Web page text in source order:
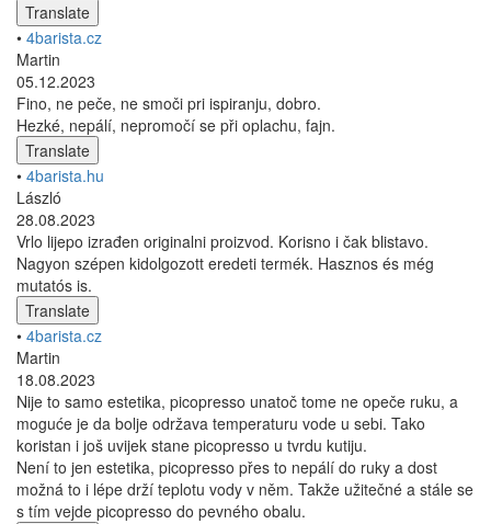
Translate
• 4barista.cz
Martin
05.12.2023
Fino, ne peče, ne smoči pri ispiranju, dobro.
Hezké, nepálí, nepromočí se při oplachu, fajn.
Translate
• 4barista.hu
László
28.08.2023
Vrlo lijepo izrađen originalni proizvod. Korisno i čak blistavo.
Nagyon szépen kidolgozott eredeti termék. Hasznos és még
mutatós is.
Translate
• 4barista.cz
Martin
18.08.2023
Nije to samo estetika, picopresso unatoč tome ne opeče ruku, a
moguće je da bolje održava temperaturu vode u sebi. Tako
koristan i još uvijek stane picopresso u tvrdu kutiju.
Není to jen estetika, picopresso přes to nepálí do ruky a dost
možná to i lépe drží teplotu vody v něm. Takže užitečné a stále se
s tím vejde picopresso do pevného obalu.